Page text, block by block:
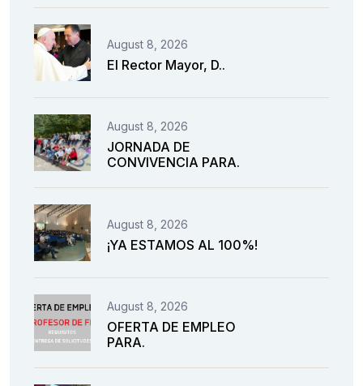
August 8, 2026
El Rector Mayor, D..
August 8, 2026
JORNADA DE
CONVIVENCIA PARA.
August 8, 2026
¡YA ESTAMOS AL 100%!
August 8, 2026
OFERTA DE EMPLEO
PARA.